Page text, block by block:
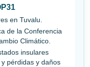
en Tuvalu.
de la Conferencia
Climático.
insulares
pérdidas y daños